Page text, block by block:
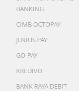
BANKING
CIMB OCTOPAY
JENIUS PAY
GO-PAY
KREDIVO
BANK RAYA DEBIT